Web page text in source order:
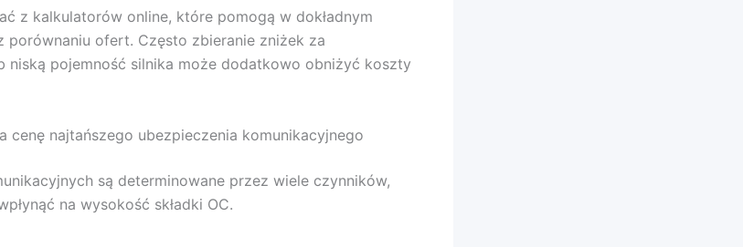
z kalkulatorów online, które pomogą w dokładnym
porównaniu ofert. Często zbieranie zniżek za
niską pojemność silnika może dodatkowo obniżyć koszty
cenę najtańszego ubezpieczenia komunikacyjnego
są determinowane przez wiele czynników,
na wysokość składki OC.